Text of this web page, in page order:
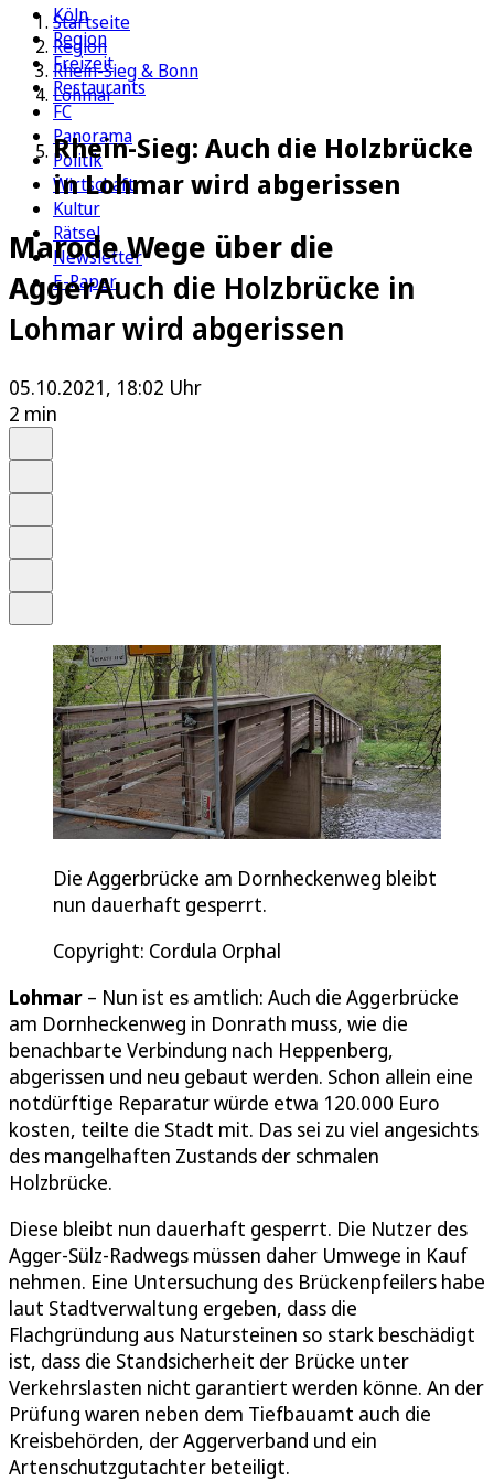
Köln
Region
Freizeit
Restaurants
FC
Panorama
Politik
Wirtschaft
Kultur
Rätsel
Newsletter
E-Paper
Startseite
Region
Rhein-Sieg & Bonn
Lohmar
Rhein-Sieg: Auch die Holzbrücke
in Lohmar wird abgerissen
Marode Wege über die
AggerAuch die Holzbrücke in
Lohmar wird abgerissen
05.10.2021, 18:02 Uhr
2 min
Die Aggerbrücke am Dornheckenweg bleibt
nun dauerhaft gesperrt.
Copyright: Cordula Orphal
Lohmar – Nun ist es amtlich: Auch die Aggerbrücke
am Dornheckenweg in Donrath muss, wie die
benachbarte Verbindung nach Heppenberg,
abgerissen und neu gebaut werden. Schon allein eine
notdürftige Reparatur würde etwa 120.000 Euro
kosten, teilte die Stadt mit. Das sei zu viel angesichts
des mangelhaften Zustands der schmalen
Holzbrücke.
Diese bleibt nun dauerhaft gesperrt. Die Nutzer des
Agger-Sülz-Radwegs müssen daher Umwege in Kauf
nehmen. Eine Untersuchung des Brückenpfeilers habe
laut Stadtverwaltung ergeben, dass die
Flachgründung aus Natursteinen so stark beschädigt
ist, dass die Standsicherheit der Brücke unter
Verkehrslasten nicht garantiert werden könne. An der
Prüfung waren neben dem Tiefbauamt auch die
Kreisbehörden, der Aggerverband und ein
Artenschutzgutachter beteiligt.